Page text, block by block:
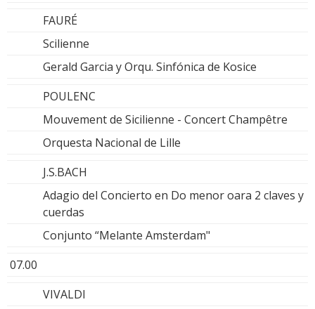
FAURÉ
Scilienne
Gerald Garcia y Orqu. Sinfónica de Kosice
POULENC
Mouvement de Sicilienne - Concert Champêtre
Orquesta Nacional de Lille
J.S.BACH
Adagio del Concierto en Do menor oara 2 claves y
cuerdas
Conjunto “Melante Amsterdam"
07.00
VIVALDI